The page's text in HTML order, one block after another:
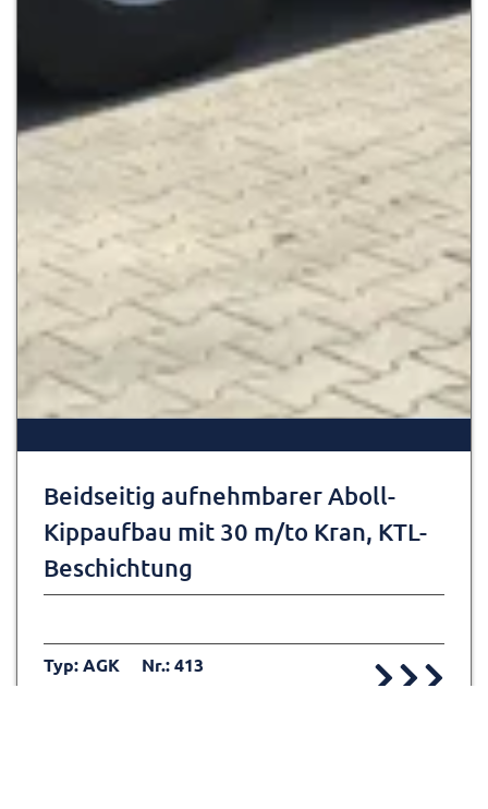
Beidseitig aufnehmbarer Aboll-
Kippaufbau mit 30 m/to Kran, KTL-
Beschichtung
Typ: AGK Nr.: 413